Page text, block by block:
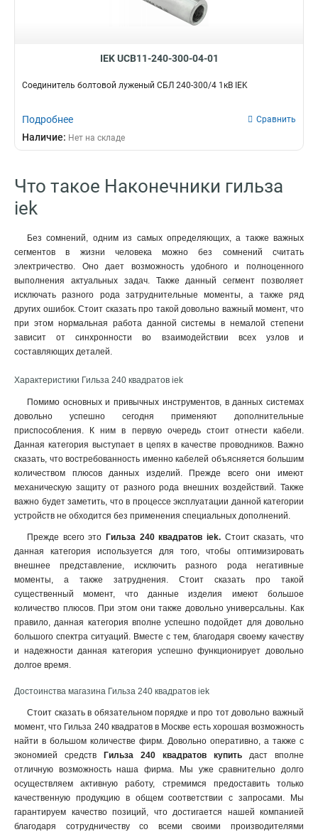
IEK UCB11-240-300-04-01
Соединитель болтовой луженый СБЛ 240-300/4 1кВ IEK
Подробнее Сравнить
Наличие: Нет на складе
Что такое Наконечники гильза
iek
Без сомнений, одним из самых определяющих, а также важных
сегментов в жизни человека можно без сомнений считать
электричество. Оно дает возможность удобного и полноценного
выполнения актуальных задач. Также данный сегмент позволяет
исключать разного рода затруднительные моменты, а также ряд
других ошибок. Стоит сказать про такой довольно важный момент, что
при этом нормальная работа данной системы в немалой степени
зависит от синхронности во взаимодействии всех узлов и
составляющих деталей.
Характеристики Гильза 240 квадратов iek
Помимо основных и привычных инструментов, в данных системах
довольно успешно сегодня применяют дополнительные
приспособления. К ним в первую очередь стоит отнести кабели.
Данная категория выступает в цепях в качестве проводников. Важно
сказать, что востребованность именно кабелей объясняется большим
количеством плюсов данных изделий.Прежде всего они имеют
механическую защиту от разного рода внешних воздействий. Также
важно будет заметить, что в процессе эксплуатации данной категории
устройств не обходится без применения специальных дополнений.
Прежде всего это Гильза 240 квадратов iek. Стоит сказать, что
данная категория используется для того, чтобы оптимизировать
внешнее представление, исключить разного рода негативные
моменты, а также затруднения. Стоит сказать про такой
существенный момент, что данные изделия имеют большое
количество плюсов. При этом они также довольно универсальны. Как
правило, данная категория вполне успешно подойдет для довольно
большого спектра ситуаций. Вместе с тем, благодаря своему качеству
и надежности данная категория успешно функционирует довольно
долгое время.
Достоинства магазина Гильза 240 квадратов iek
Стоит сказать в обязательном порядке и про тот довольно важный
момент, что Гильза 240 квадратов в Москве есть хорошая возможность
найти в большом количестве фирм. Довольно оперативно, а также с
экономией средств
Гильза 240 квадратов купить даст вполне
отличную возможность наша фирма. Мы уже сравнительно долго
осуществляем активную работу, стремимся предоставить только
качественную продукцию в общем соответствии с запросами. Мы
гарантируем качество позиций, что достигается нашей компанией
благодаря сотрудничеству со всеми своими производителями